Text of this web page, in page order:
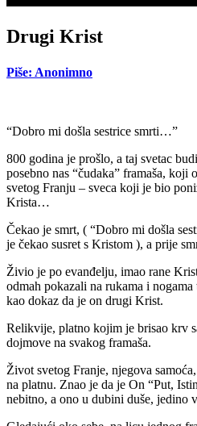
Drugi Krist
Piše: Anonimno
“Dobro mi došla sestrice smrti…”
800 godina je prošlo, a taj svetac
posebno nas “čudaka” framaša,
svetog Franju – sveca koji je bio
Krista…
Čekao je smrt, ( “Dobro mi došla
je čekao susret s Kristom ), a prije
Živio je po evanđelju, imao rane
odmah pokazali na rukama i
kao dokaz da je on drugi Krist.
Relikvije, platno kojim je brisao krv
dojmove na svakog framaša.
Život svetog Franje, njegova
na platnu. Znao je da je On “Put,
nebitno, a ono u dubini duše, jedino